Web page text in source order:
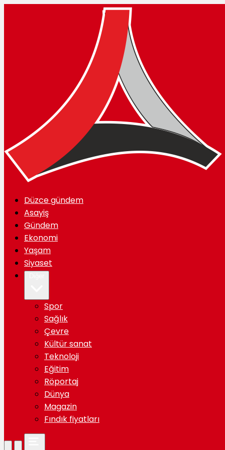
Düzce gündem
Asayiş
Gündem
Ekonomi
Yaşam
Siyaset
Spor
Sağlık
Çevre
Kültür sanat
Teknoloji
Eğitim
Röportaj
Dünya
Magazin
Fındık fiyatları